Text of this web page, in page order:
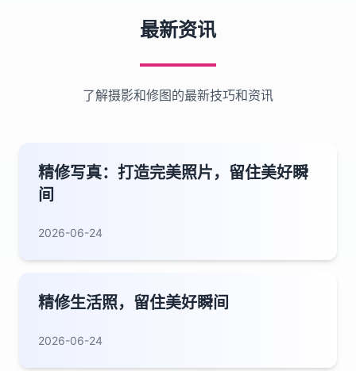
最新资讯
了解摄影和修图的最新技巧和资讯
精修写真：打造完美照片，留住美好瞬
间
2026-06-24
精修生活照，留住美好瞬间
2026-06-24